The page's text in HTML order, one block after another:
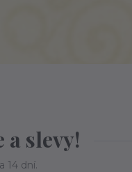
a slevy!
14 dní.